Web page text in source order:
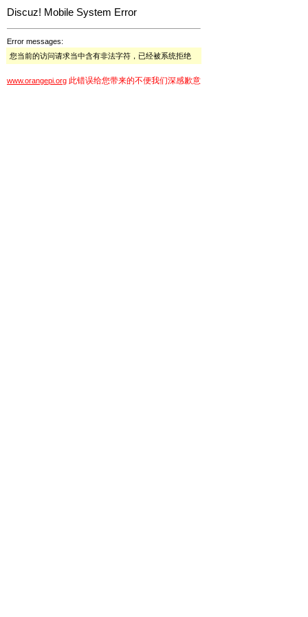
Discuz! Mobile System Error
Error messages:
您当前的访问请求当中含有非法字符，已经被系统拒绝
www.orangepi.org 此错误给您带来的不便我们深感歉意